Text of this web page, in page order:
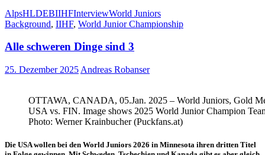
im
Interview
AlpsHLDEBIIHFInterviewWorld Juniors
Background, IIHF, World Junior Championship
Alle schweren Dinge sind 3
25. Dezember 2025 Andreas Robanser
OTTAWA, CANADA, 05.Jan. 2025 – World Juniors, Gold
USA vs. FIN. Image shows 2025 World Junior Champion
Photo: Werner Krainbucher (Puckfans.at)
Die USA wollen bei den World Juniors 2026 in Minnesota ihren dritten Titel